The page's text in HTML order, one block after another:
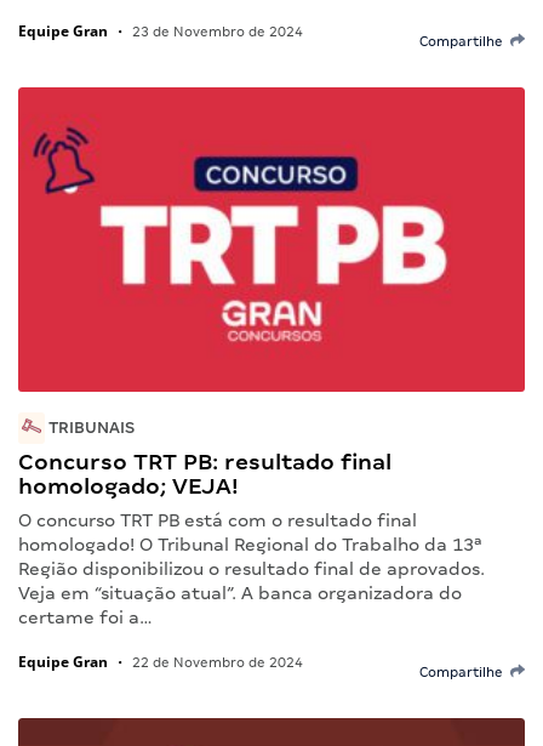
Equipe Gran • 23 de Novembro de 2024
Compartilhe
TRIBUNAIS
Concurso TRT PB: resultado final
homologado; VEJA!
O concurso TRT PB está com o resultado final
homologado! O Tribunal Regional do Trabalho da 13ª
Região disponibilizou o resultado final de aprovados.
Veja em “situação atual”. A banca organizadora do
certame foi a…
Equipe Gran • 22 de Novembro de 2024
Compartilhe